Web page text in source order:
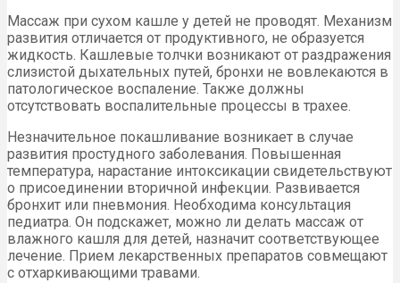
Массаж при сухом кашле у детей не проводят. Механизм
развития отличается от продуктивного, не образуется
жидкость. Кашлевые толчки возникают от раздражения
слизистой дыхательных путей, бронхи не вовлекаются в
патологическое воспаление. Также должны
отсутствовать воспалительные процессы в трахее.
Незначительное покашливание возникает в случае
развития простудного заболевания. Повышенная
температура, нарастание интоксикации свидетельствуют
о присоединении вторичной инфекции. Развивается
бронхит или пневмония. Необходима консультация
педиатра. Он подскажет, можно ли делать массаж от
влажного кашля для детей, назначит соответствующее
лечение. Прием лекарственных препаратов совмещают
с отхаркивающими травами.